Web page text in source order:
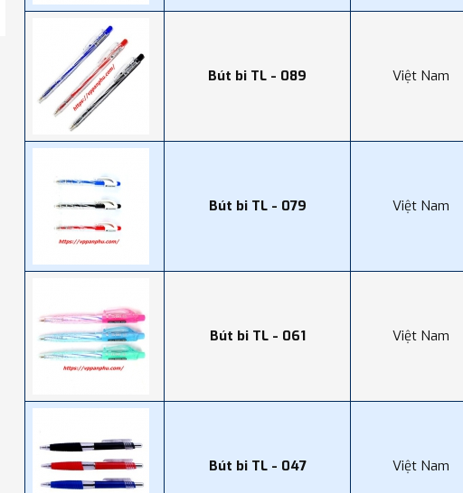
Bút bi TL - 089 Việt Nam
Bút bi TL - 079 Việt Nam
Bút bi TL - 061 Việt Nam
Bút bi TL - 047 Việt Nam